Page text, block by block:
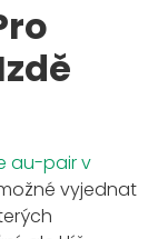
au-pair v
vyjednat